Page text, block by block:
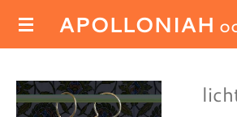
Ga
de
hoofdinhoud
APOLLONIAH